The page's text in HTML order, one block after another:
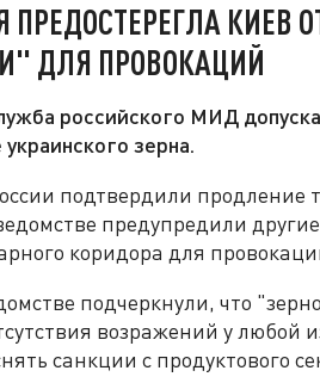
ПРЕДОСТЕРЕГЛА КИЕВ
ДЛЯ ПРОВОКАЦИЙ
российского МИД
зерна.
подтвердили продление
предупредили
коридора для
подчеркнули, что
возражений у
санкции с продуктового